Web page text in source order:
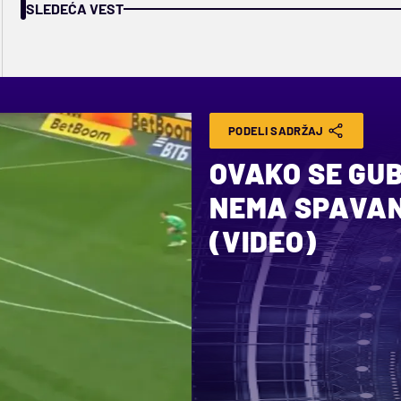
SLEDEĆA VEST
PODELI SADRŽAJ
OVAKO SE
NEMA
(VIDEO)